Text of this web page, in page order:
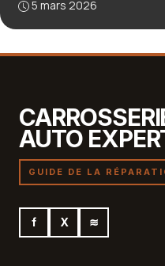
5 mars 2026
AUTO
GUIDE DE LA
f X ≋